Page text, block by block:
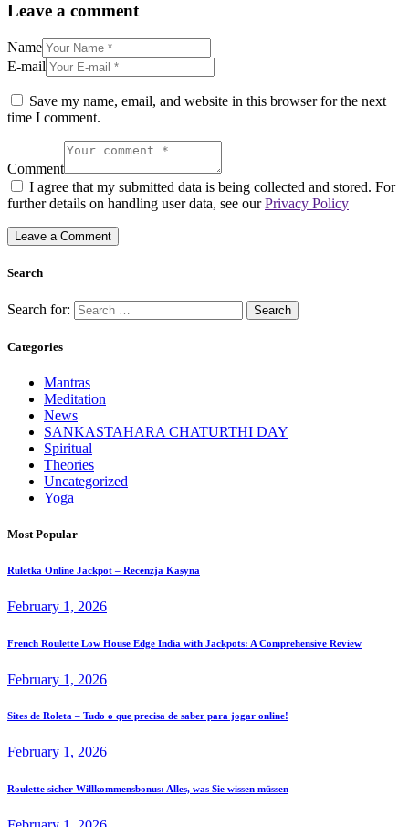
Leave a comment
Name
E-mail
Save my name, email, and website in this browser for the next
time I comment.
Comment
I agree that my submitted data is being collected and stored. For
further details on handling user data, see ourPrivacy Policy
Search
Search for:
Categories
Mantras
Meditation
News
SANKASTAHARA CHATURTHI DAY
Spiritual
Theories
Uncategorized
Yoga
Most Popular
Ruletka Online Jackpot – Recenzja Kasyna
February 1, 2026
French Roulette Low House Edge India with Jackpots: A Comprehensive Review
February 1, 2026
Sites de Roleta – Tudo o que precisa de saber para jogar online!
February 1, 2026
Roulette sicher Willkommensbonus: Alles, was Sie wissen müssen